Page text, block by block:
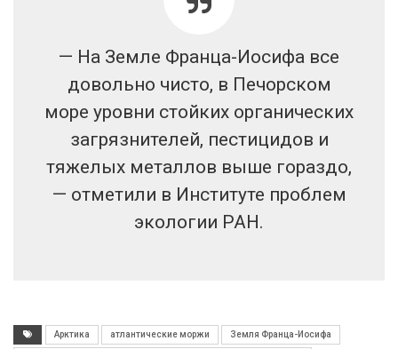
— На Земле Франца-Иосифа все
довольно чисто, в Печорском
море уровни стойких органических
загрязнителей, пестицидов и
тяжелых металлов выше гораздо,
— отметили в Институте проблем
экологии РАН.
Арктика атлантические моржи Земля Франца-Иосифа